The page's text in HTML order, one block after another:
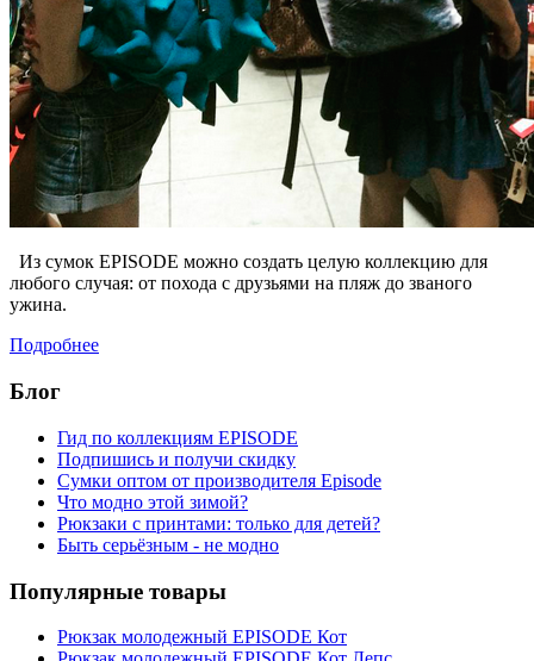
Из сумок EPISODE можно создать целую коллекцию для
любого случая: от похода с друзьями на пляж до званого
ужина.
Подробнее
Блог
Гид по коллекциям EPISODE
Подпишись и получи скидку
Сумки оптом от производителя Episode
Что модно этой зимой?
Рюкзаки с принтами: только для детей?
Быть серьёзным - не модно
Популярные товары
Рюкзак молодежный EPISODE Кот